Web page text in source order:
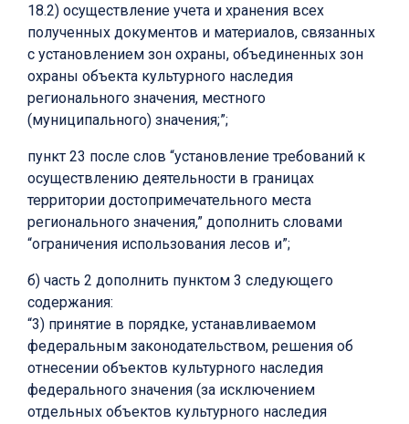
18.2) осуществление учета и хранения всех
полученных документов и материалов, связанных
с установлением зон охраны, объединенных зон
охраны объекта культурного наследия
регионального значения, местного
(муниципального) значения;”;
пункт 23 после слов “установление требований к
осуществлению деятельности в границах
территории достопримечательного места
регионального значения,” дополнить словами
“ограничения использования лесов и”;
б) часть 2 дополнить пунктом 3 следующего
содержания:
“3) принятие в порядке, устанавливаемом
федеральным законодательством, решения об
отнесении объектов культурного наследия
федерального значения (за исключением
отдельных объектов культурного наследия